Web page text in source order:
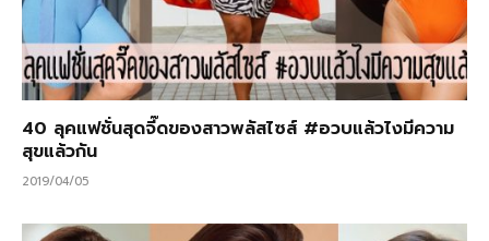
40 ลุคแฟชั่นสุดจี๊ดของสาวพลัสไซส์ #อวบแล้วไงมีความ
สุขแล้วกัน
2019/04/05